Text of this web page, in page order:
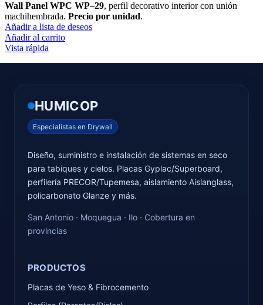
Wall Panel WPC WP–29, perfil decorativo interior con unión
machihembrada. Precio por unidad.
Añadir a lista de deseos
Añadir al carrito
Vista rápida
HUMICOP
Especialistas en Drywall
Diseño, suministro e instalación de sistemas en seco
para tabiques y cielos. Placas Gyplac/Superboard,
perfilería PRECOR/Tupemesa, aislamiento Aislanglass,
policarbonato Glanze y más.
San Antonio · Moquegua · Ilo · Cobertura en
provincias
PRODUCTOS
Placas de Yeso & Fibrocemento